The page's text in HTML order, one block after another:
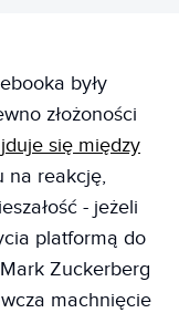
były
złożoności
się między
na reakcję,
- jeżeli
platformą do
Zuckerberg
machnięcie